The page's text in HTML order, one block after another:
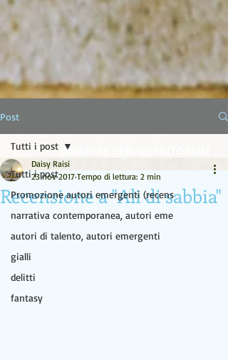
EDITING E SERVIZI EDITORIALI
Post
Tutti i post
Promozione autori emergenti (recens
narrativa contemporanea, autori eme
autori di talento, autori emergenti
gialli
delitti
fantasy
Tutti i post
Recensione a "Ali di sabbia"
Daisy Raisi
23 nov 2017 Tempo di lettura: 2 min